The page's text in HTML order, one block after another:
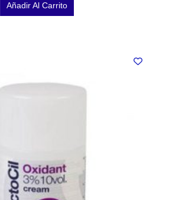
Añadir Al Carrito